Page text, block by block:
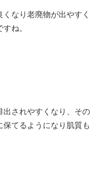
なり老廃物が出やすく
ね。
出されやすくなり、その
てるようになり肌質も